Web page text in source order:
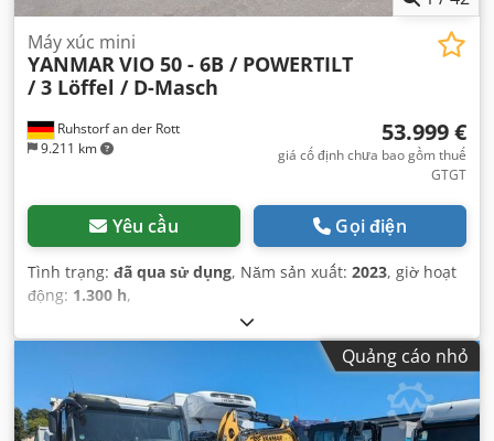
Ruhstorf an der Rott
9.211 km
Máy xúc mini
YANMAR VIO 50 - 6B / POWERTILT
/ 3 Löffel / D-Masch
53.999 €
giá cố định chưa bao gồm thuế
GTGT
Yêu cầu Gọi điện
Tình trạng: đã qua sử dụng, Năm sản xuất: 2023, giờ hoạt
động: 1.300 h,
Quảng cáo nhỏ